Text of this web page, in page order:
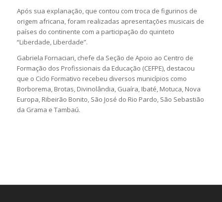
Após sua explanação, que contou com troca de figurinos de
origem africana, foram realizadas apresentações musicais de
países do continente com a participação do quinteto
“Liberdade, Liberdade”.
Gabriela Fornaciari, chefe da Seção de Apoio ao Centro de
Formação dos Profissionais da Educação (CEFPE), destacou
que o Ciclo Formativo recebeu diversos municípios como
Borborema, Brotas, Divinolândia, Guaíra, Ibaté, Motuca, Nova
Europa, Ribeirão Bonito, São José do Rio Pardo, São Sebastião
da Grama e Tambaú.